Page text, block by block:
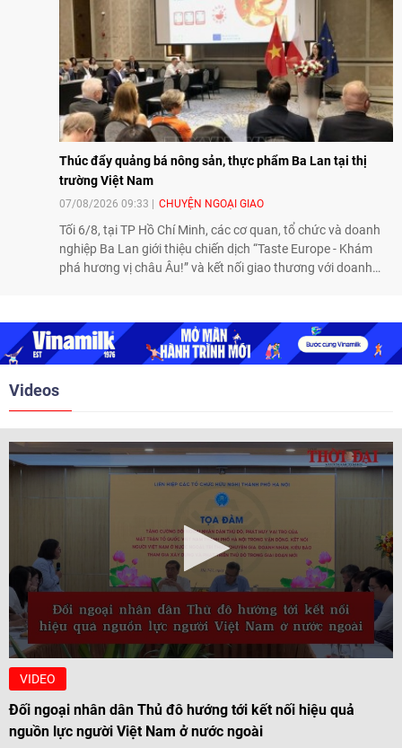
Thúc đẩy quảng bá nông sản, thực phẩm Ba Lan tại thị
trường Việt Nam
07/08/2026 09:33 CHUYỆN NGOẠI GIAO
Tối 6/8, tại TP Hồ Chí Minh, các cơ quan, tổ chức và doanh
nghiệp Ba Lan giới thiệu chiến dịch “Taste Europe - Khám
phá hương vị châu Âu!” và kết nối giao thương với doanh
Videos
VIDEO
Đối ngoại nhân dân Thủ đô hướng tới kết nối hiệu quả
nguồn lực người Việt Nam ở nước ngoài